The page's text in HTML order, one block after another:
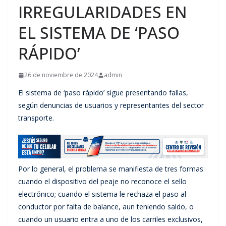
IRREGULARIDADES EN
EL SISTEMA DE ‘PASO
RÁPIDO’
26 de noviembre de 2024 admin
El sistema de ‘paso rápido’ sigue presentando fallas,
según denuncias de usuarios y representantes del sector
transporte.
Por lo general, el problema se manifiesta de tres formas:
cuando el dispositivo del peaje no reconoce el sello
electrónico; cuando el sistema le rechaza el paso al
conductor por falta de balance, aun teniendo saldo, o
cuando un usuario entra a uno de los carriles exclusivos,